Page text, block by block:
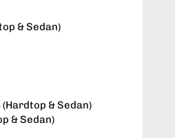
& Sedan)
& Sedan)
& Sedan)